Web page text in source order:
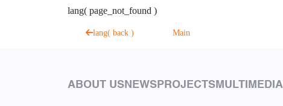
lang( page_not_found )
lang( back ) Main
ABOUT US NEWS PROJECTS MULTIMEDIA